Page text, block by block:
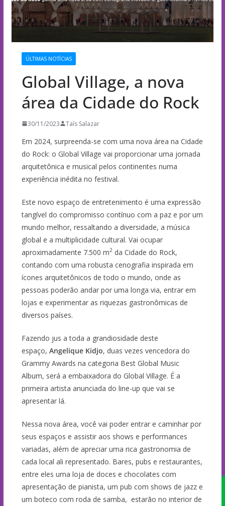
ÚLTIMAS NOTÍCIAS
Global Village, a nova
área da Cidade do Rock
30/11/2023 Taís Salazar
Em 2024, surpreenda-se com uma nova área na Cidade
do Rock: o Global Village vai proporcionar uma jornada
arquitetônica e musical pelos continentes numa
experiência inédita no festival.
Este novo espaço de entretenimento é uma expressão
tangível do compromisso contínuo com a paz e por um
mundo melhor, ressaltando a diversidade, a música
global e a multiplicidade cultural. Vai ocupar
aproximadamente 7.500 m2da Cidade do Rock,
contando com uma robusta cenografia inspirada em
ícones arquitetônicos de todo o mundo, onde as
pessoas poderão andar por uma longa via, entrar em
lojas e experimentar as riquezas gastronômicas de
diversos países.
Fazendo jus a toda a grandiosidade deste
espaço, Angelique Kidjo, duas vezes vencedora do
Grammy Awards na categoria Best Global Music
Album, será a embaixadora do Global Village. É a
primeira artista anunciada do line-up que vai se
apresentar lá.
Nessa nova área, você vai poder entrar e caminhar por
seus espaços e assistir aos shows e performances
variadas, além de apreciar uma rica gastronomia de
cada local ali representado. Bares, pubs e restaurantes,
entre eles uma loja de doces e chocolates com
apresentação de pianista, um pub com shows de jazz e
um boteco com roda de samba, estarão no interior de